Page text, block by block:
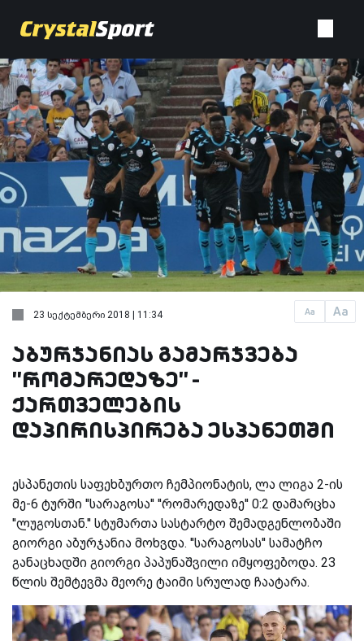
Aa Aa
23 სექტემბერი 2018 | 11:34
აბურჯანიას გამარჯვება
''რომარედაზე'' -
ქართველების
დაპირისპირება ესპანეთში
ესპანეთის საფეხბურთო ჩემპიონატის, ლა ლიგა 2-ის
მე-6 ტურში ''სარაგოსა'' ''რომარედაზე'' 0:2 დამარცხა
''ლუგოსთან.'' სტუმართა სასტარტო შემადგენლობაში
გიორგი აბურჯანია მოხვდა. ''სარაგოსას'' სამატჩო
განაცხადში გიორგი პაპუნაშვილი იმყოფებოდა. 23
წლის შემტევმა მეორე ტაიმი სრულად ჩაატარა.